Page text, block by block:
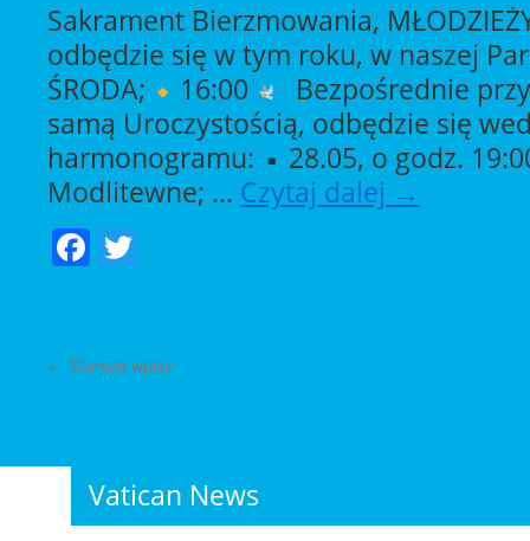
Sakrament Bierzmowania,
odbędzie się w tym roku, w naszej
ŚRODA;
16:00
Bezpośrednie
samą Uroczystością, odbędzie się
harmonogramu:
28.05, o godz.
Modlitewne; … Czytaj dalej →
Facebook
← Starsze wpisy
Vatican News